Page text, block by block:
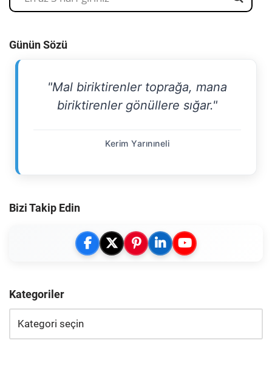
Günün Sözü
"Mal biriktirenler toprağa, mana
biriktirenler gönüllere sığar."
Kerim Yarınıneli
Bizi Takip Edin
Kategoriler